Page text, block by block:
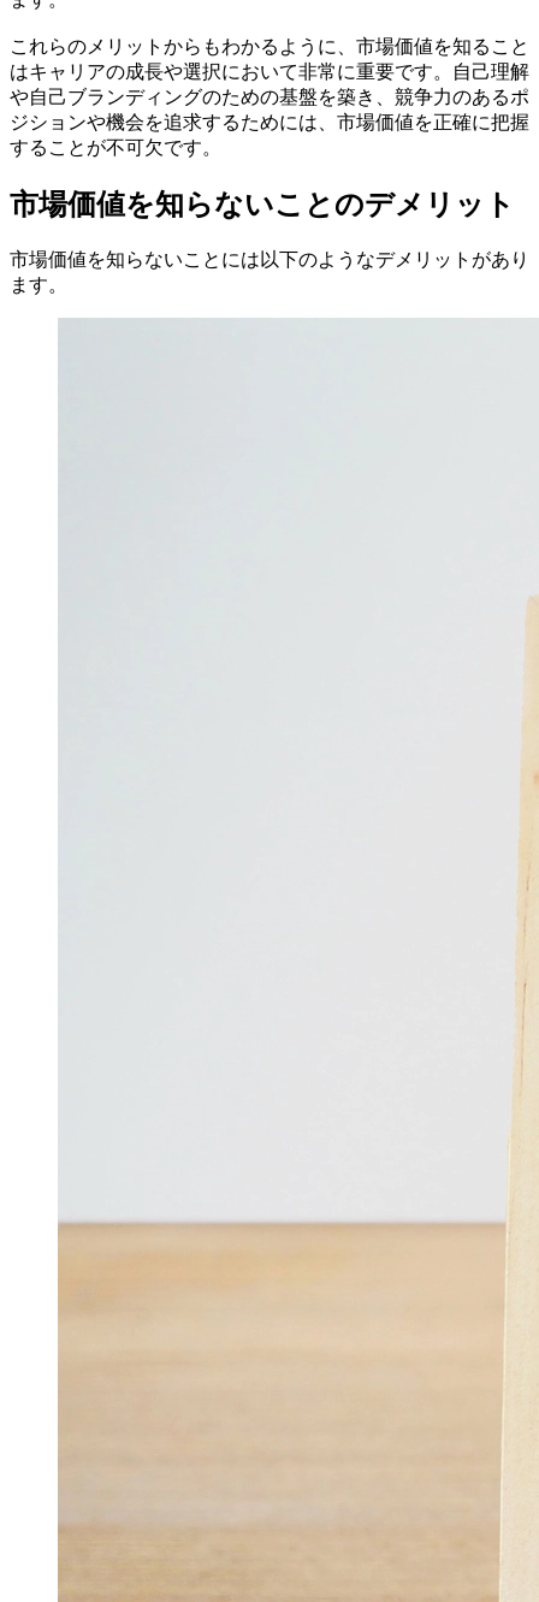
これらのメリットからもわかるように、市場価値を知ること
はキャリアの成長や選択において非常に重要です。自己理解
や自己ブランディングのための基盤を築き、競争力のあるポ
ジションや機会を追求するためには、市場価値を正確に把握
することが不可欠です。
市場価値を知らないことのデメリット
市場価値を知らないことには以下のようなデメリットがあり
ます。